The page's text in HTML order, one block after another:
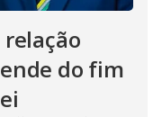
do fim